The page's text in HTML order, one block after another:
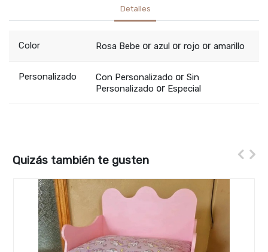
Detalles
Color Rosa Bebe or azul or rojo or amarillo
Personalizado Con Personalizado or Sin
Personalizado or Especial
Quizás también te gusten